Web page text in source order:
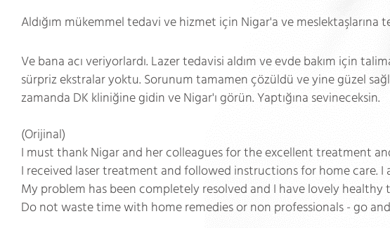
Aldığım mükemmel tedavi ve hizmet için Nigar'a ve meslektaşlarına
Ve bana acı veriyorlardı. Lazer tedavisi aldım ve evde bakım için
sürpriz ekstralar yoktu. Sorunum tamamen çözüldü ve yine güzel
zamanda DK kliniğine gidin ve Nigar'ı görün. Yaptığına sevineceksin.
(Orijinal)
I must thank Nigar and her colleagues for the excellent treatment
I received laser treatment and followed instructions for home care.
My problem has been completely resolved and I have lovely healthy
Do not waste time with home remedies or non professionals - go